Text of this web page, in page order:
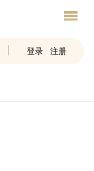
登录 注册